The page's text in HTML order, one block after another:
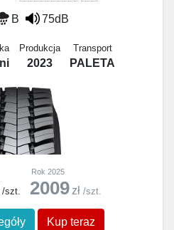
B 75dB
Produkcja
2023
Transport
PALETA
/szt.
Rok 2025
2009 zł /szt.
Kup teraz